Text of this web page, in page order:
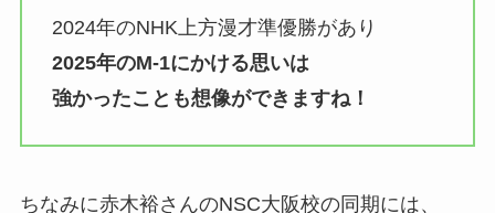
2024年のNHK上方漫才準優勝があり
2025年のM-1にかける思いは
強かったことも想像ができますね！
ちなみに赤木裕さんのNSC大阪校の同期には、